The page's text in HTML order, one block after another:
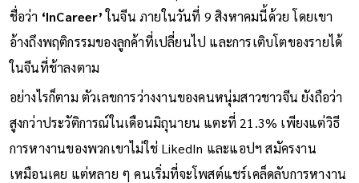
ชื่อว่า ‘InCareer’ในจีน ภายในวันที่ 9 สิงหาคมนี้ด้วย โดยเขา
อ้างถึงพฤติกรรมของลูกค้าที่เปลี่ยนไป และการเติบโตของรายได้
ในจีนที่ช้าลงตาม
อย่างไรก็ตาม ตัวเลขการว่างงานของคนหนุ่มสาวชาวจีน ยังถือว่า
สูงกว่าประวัติการณ์ในเดือนมิถุนายน แตะที่ 21.3% เพียงแต่วิธี
การหางานของพวกเขาไม่ใช่ LikedIn และแอปฯ สมัครงาน
เหมือนเคย แต่หลาย ๆ คนเริ่มที่จะโพสต์แชร์เคล็ดลับการหางาน